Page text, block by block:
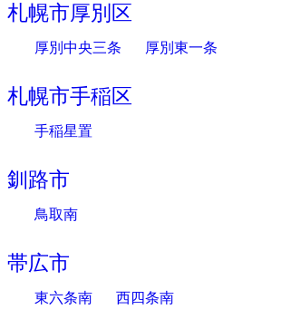
札幌市厚別区
厚別中央三条 厚別東一条
札幌市手稲区
手稲星置
釧路市
鳥取南
帯広市
東六条南 西四条南